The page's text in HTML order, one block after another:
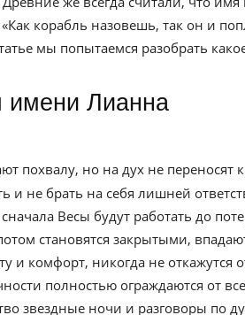
корабль назовешь, так он и
мы попытаемся разобрать
имени Лианна
похвалу, но на дух не переносят
и не брать на себя лишней
Весы будут работать до
становятся закрытыми,
и комфорт, никогда не откажутся
полностью ограждаются от
звездные ночи и разговоры по